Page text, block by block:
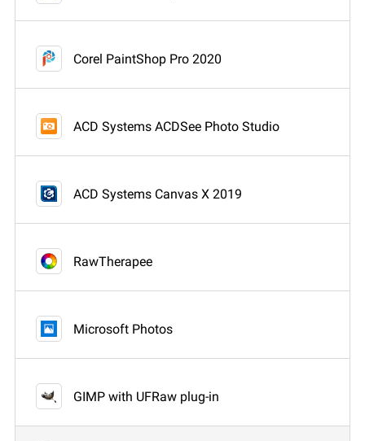
Corel PaintShop Pro 2020
ACD Systems ACDSee Photo Studio
ACD Systems Canvas X 2019
RawTherapee
Microsoft Photos
GIMP with UFRaw plug-in